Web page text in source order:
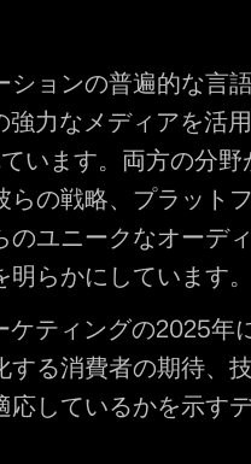
ョンの普遍的な言
力なメディアを活
います。両方の分野
の戦略、プラット
ユニークなオーデ
らかにしています。
ティングの2025年
する消費者の期待、
しているかを示す